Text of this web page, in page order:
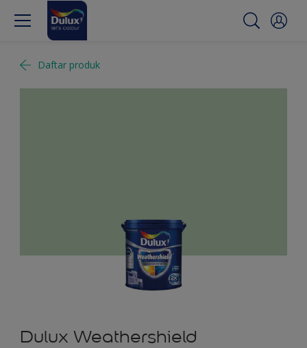
Daftar produk
Dulux Weathershield